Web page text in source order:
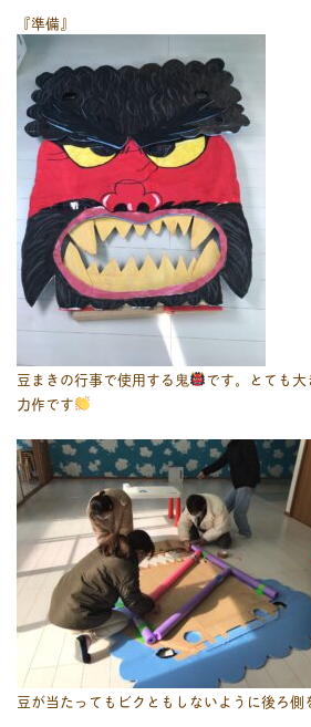
『準備』
豆まきの行事で使用する鬼
です。とても
力作です
豆が当たってもビクともしないように後ろ側